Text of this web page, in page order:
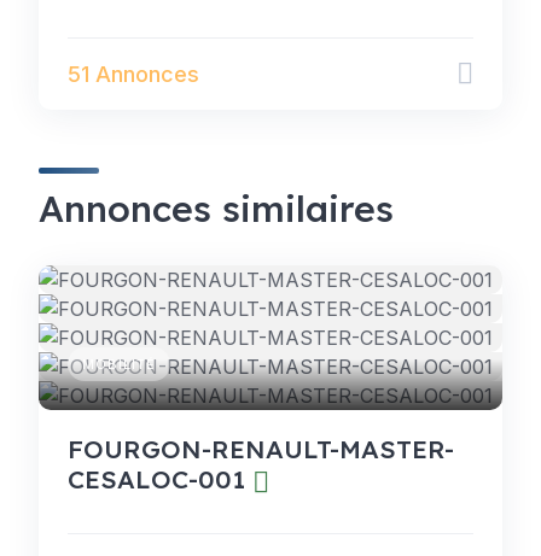
51 Annonces
Annonces similaires
MOBILITÉ
FOURGON-RENAULT-MASTER-
CESALOC-001